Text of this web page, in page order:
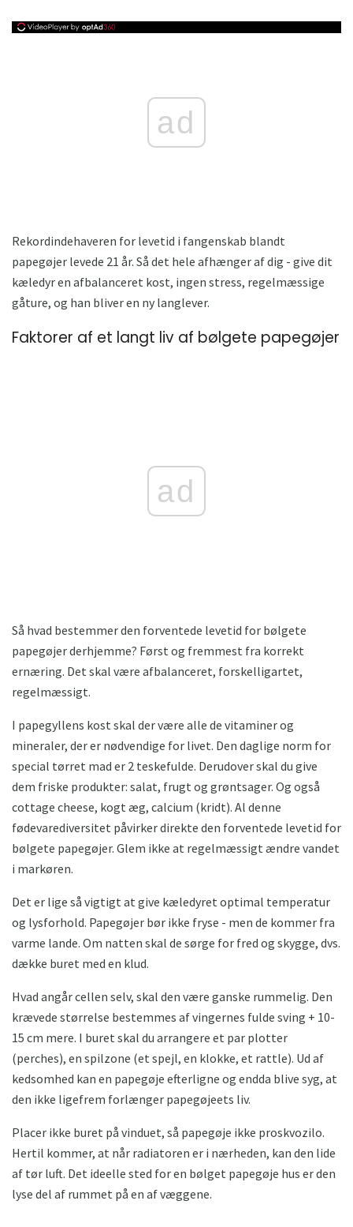
ad
Rekordindehaveren for levetid i fangenskab blandt
papegøjer levede 21 år. Så det hele afhænger af dig - give dit
kæledyr en afbalanceret kost, ingen stress, regelmæssige
gåture, og han bliver en ny langlever.
Faktorer af et langt liv af bølgete papegøjer
ad
Så hvad bestemmer den forventede levetid for bølgete
papegøjer derhjemme? Først og fremmest fra korrekt
ernæring. Det skal være afbalanceret, forskelligartet,
regelmæssigt.
I papegyllens kost skal der være alle de vitaminer og
mineraler, der er nødvendige for livet. Den daglige norm for
special tørret mad er 2 teskefulde. Derudover skal du give
dem friske produkter: salat, frugt og grøntsager. Og også
cottage cheese, kogt æg, calcium (kridt). Al denne
fødevarediversitet påvirker direkte den forventede levetid for
bølgete papegøjer. Glem ikke at regelmæssigt ændre vandet
i markøren.
Det er lige så vigtigt at give kæledyret optimal temperatur
og lysforhold. Papegøjer bør ikke fryse - men de kommer fra
varme lande. Om natten skal de sørge for fred og skygge, dvs.
dække buret med en klud.
Hvad angår cellen selv, skal den være ganske rummelig. Den
krævede størrelse bestemmes af vingernes fulde sving + 10-
15 cm mere. I buret skal du arrangere et par plotter
(perches), en spilzone (et spejl, en klokke, et rattle). Ud af
kedsomhed kan en papegøje efterligne og endda blive syg, at
den ikke ligefrem forlænger papegøjeets liv.
Placer ikke buret på vinduet, så papegøje ikke proskvozilo.
Hertil kommer, at når radiatoren er i nærheden, kan den lide
af tør luft. Det ideelle sted for en bølget papegøje hus er den
lyse del af rummet på en af ​​væggene.